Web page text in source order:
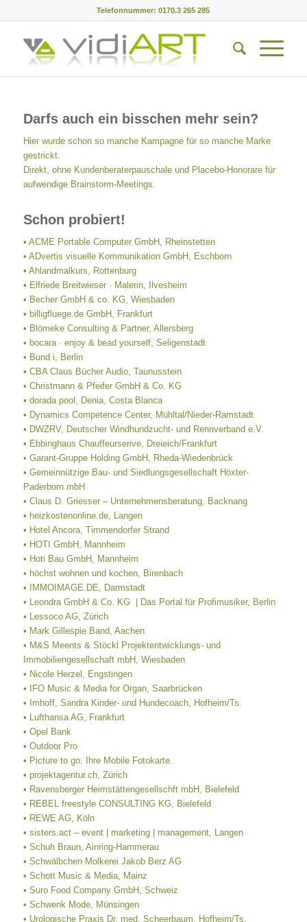
Telefonnummer: 0170.3 265 285
Darfs auch ein bisschen mehr sein?
Hier wurde schon so manche Kampagne für so manche Marke
gestrickt.
Direkt, ohne Kundenberaterpauschale und Placebo-Honorare für
aufwendige Brainstorm-Meetings.
Schon probiert!
• ACME Portable Computer GmbH, Rheinstetten
• ADvertis visuelle Kommunikation GmbH, Eschborn
• Ahlandmalkurs, Rottenburg
• Elfriede Breitwieser · Malerin, Ilvesheim
• Becher GmbH & co. KG, Wiesbaden
• billigfluege.de GmbH, Frankfurt
• Blömeke Consulting & Partner, Allersberg
• bocara · enjoy & bead yourself, Seligenstadt
• Bund i, Berlin
• CBA Claus Bücher Audio, Taunusstein
• Christmann & Pfeifer GmbH & Co. KG
• dorada pool, Denia, Costa Blanca
• Dynamics Competence Center, Mühltal/Nieder-Ramstadt
• DWZRV, Deutscher Windhundzucht- und Rennverband e.V.
• Ebbinghaus Chauffeurserive, Dreieich/Frankfurt
• Garant-Gruppe Holding GmbH , Rheda-Wiedenbrück
• Gemeinnützige Bau- und Siedlungsgesellschaft Höxter-
Paderborn mbH
• Claus D. Griesser – Unternehmensberatung, Backnang
• heizkostenonline.de, Langen
• Hotel Ancora, Timmendorfer Strand
• HOTI GmbH, Mannheim
• Hoti Bau GmbH, Mannheim
• höchst wohnen und kochen, Birenbach
• IMMOIMAGE.DE, Darmstadt
• Leondra GmbH & Co. KG | Das Portal für Profimusiker, Berlin
• Lessoco AG, Zürich
• Mark Gillespie Band, Aachen
• M&S Meents & Stöckl Projektentwicklungs- und
Immobiliengesellschaft mbH, Wiesbaden
• Nicole Herzel, Engstingen
• IFO Music & Media for Organ, Saarbrücken
• Imhoff, Sandra Kinder- und Hundecoach, Hofheim/Ts.
• Lufthansa AG, Frankfurt
• Opel Bank
• Outdoor Pro
• Picture to go. Ihre Mobile Fotokarte.
• projektagentur.ch, Zürich
• Ravensberger Heimstättengesellschft mbH, Bielefeld
• REBEL freestyle CONSULTING KG, Bielefeld
• REWE AG, Köln
• sisters.act – event | marketing | management, Langen
• Schuh Braun, Ainring-Hammerau
• Schwälbchen Molkerei Jakob Berz AG
• Schott Music & Media, Mainz
• Suro Food Company GmbH, Schweiz
• Schwenk Mode, Münsingen
• Urologische Praxis Dr. med. Scheerbaum, Hofheim/Ts.